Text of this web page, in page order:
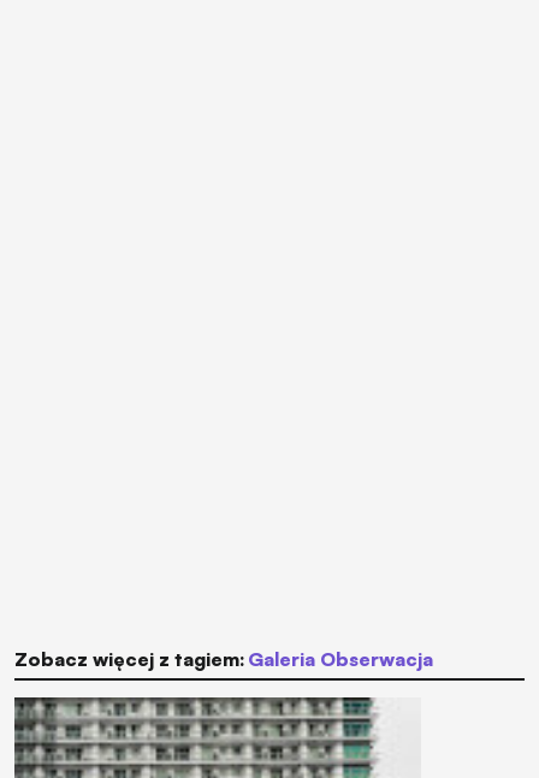
Zobacz więcej z tagiem: Galeria Obserwacja